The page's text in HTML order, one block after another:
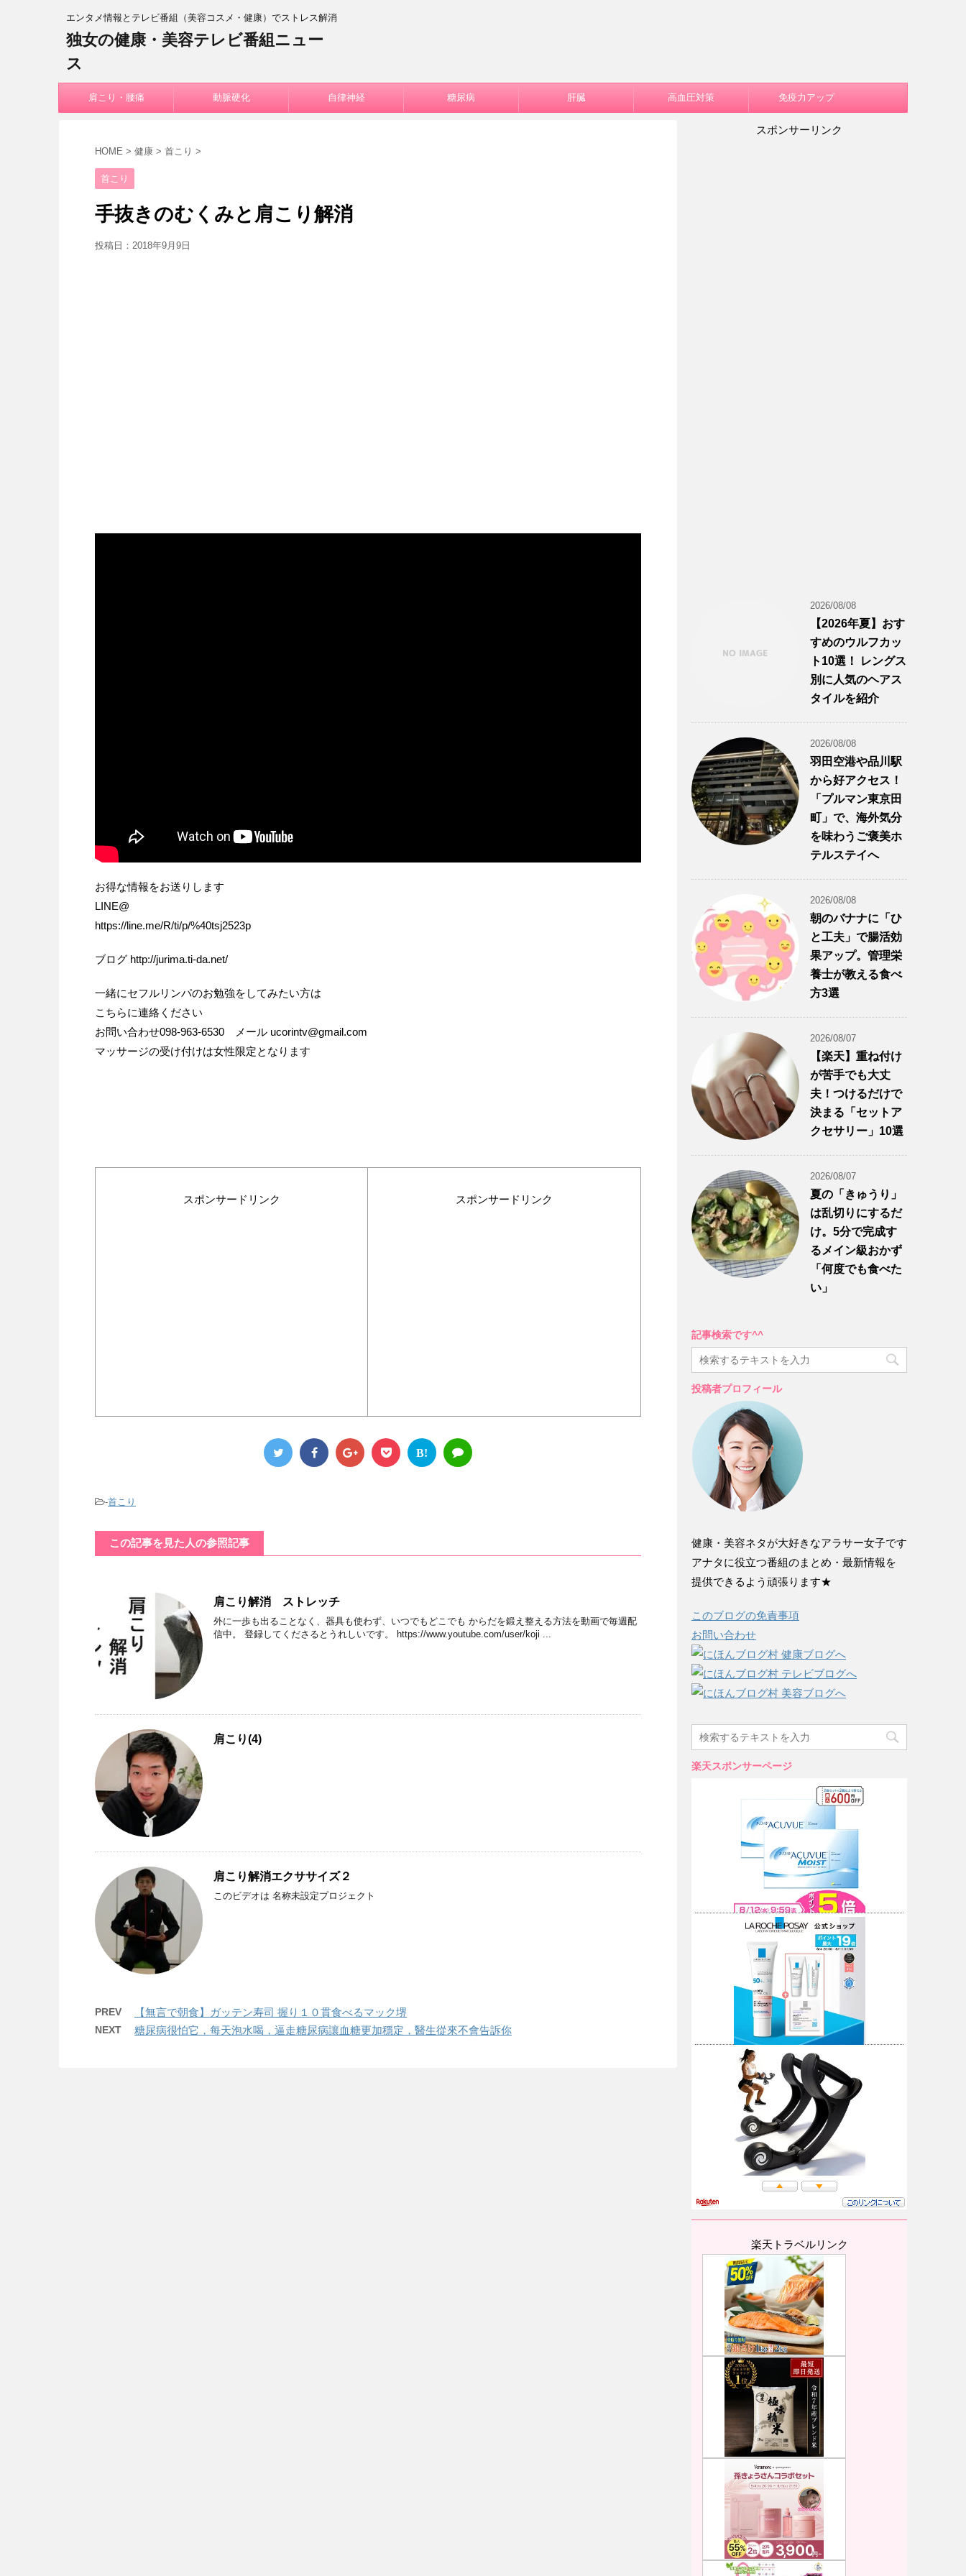
エンタメ情報とテレビ番組（美容コスメ・健康）でストレス解消
独女の健康・美容テレビ番組ニュー
ス
肩こり・腰痛 動脈硬化 自律神経 糖尿病 肝臓 高血圧対策 免疫力アップ
HOME > 健康 > 首こり >
首こり
手抜きのむくみと肩こり解消
投稿日： 2018年9月9日
お得な情報をお送りします
LINE@
https://line.me/R/ti/p/%40tsj2523p
ブログ http://jurima.ti-da.net/
一緒にセフルリンパのお勉強をしてみたい方は
こちらに連絡ください
お問い合わせ098-963-6530 メール ucorintv@gmail.com
マッサージの受け付けは女性限定となります
スポンサードリンク スポンサードリンク
B!
-首こり
この記事を見た人の参照記事
肩こり解消 ストレッチ
外に一歩も出ることなく、器具も使わず、いつでもどこでも からだを鍛え整える方法を動画で毎週配
信中。 登録してくださるとうれしいです。 https://www.youtube.com/user/koji ...
肩こり(4)
肩こり解消エクササイズ２
このビデオは 名称未設定プロジェクト
PREV 【無言で朝食】ガッテン寿司 握り１０貫食べるマック堺
NEXT 糖尿病很怕它，每天泡水喝，逼走糖尿病讓血糖更加穩定，醫生從來不會告訴你
スポンサーリンク
2026/08/08
【2026年夏】おす
すめのウルフカッ
ト10選！ レングス
別に人気のヘアス
タイルを紹介
2026/08/08
羽田空港や品川駅
から好アクセス！
「プルマン東京田
町」で、海外気分
を味わうご褒美ホ
テルステイへ
2026/08/08
朝のバナナに「ひ
と工夫」で腸活効
果アップ。管理栄
養士が教える食べ
方3選
2026/08/07
【楽天】重ね付け
が苦手でも大丈
夫！つけるだけで
決まる「セットア
クセサリー」10選
2026/08/07
夏の「きゅうり」
は乱切りにするだ
け。5分で完成す
るメイン級おかず
「何度でも食べた
い」
記事検索です^^
投稿者プロフィール
健康・美容ネタが大好きなアラサー女子です
アナタに役立つ番組のまとめ・最新情報を
提供できるよう頑張ります★
このブログの免責事項
お問い合わせ
楽天スポンサーページ
楽天トラベルリンク